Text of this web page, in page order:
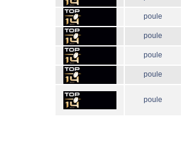
poule
poule
poule
poule
poule